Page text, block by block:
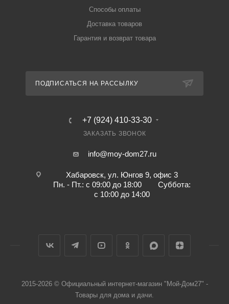
Способы оплаты
Доставка товаров
Гарантия и возврат товара
ПОДПИСАТЬСЯ НА РАССЫЛКУ
+7 (924) 410-33-30
ЗАКАЗАТЬ ЗВОНОК
info@moy-dom27.ru
Хабаровск, ул. Юнгов 9, офис 3
Пн. - Пт.: с 09:00 до 18:00 Суббота:
с 10:00 до 14:00
2015-2026 © Официальный интернет-магазин "Мой-Дом27" -
Товары для дома и дачи.